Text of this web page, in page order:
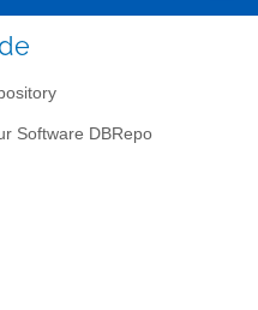
Software DBRepo